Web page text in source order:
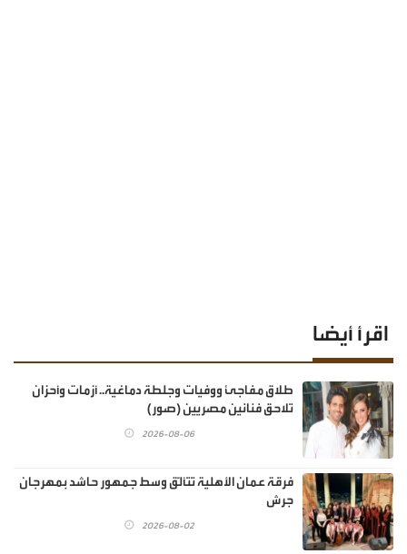
اقرأ أيضا
طلاق مفاجئ ووفيات وجلطة دماغية.. أزمات وأحزان
تلاحق فنانين مصريين (صور)
2026-08-06
فرقة عمان الأهلية تتألّق وسط جمهور حاشد بمهرجان
جرش
2026-08-02